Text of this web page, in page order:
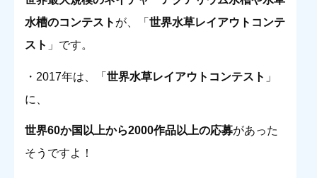
水槽のコンテスト が、「 世界水草レイアウトコンテ
スト 」です。
・2017年は、「 世界水草レイアウトコンテスト 」
に、
世界60か国以上から2000作品以上の応募があった
そうですよ！